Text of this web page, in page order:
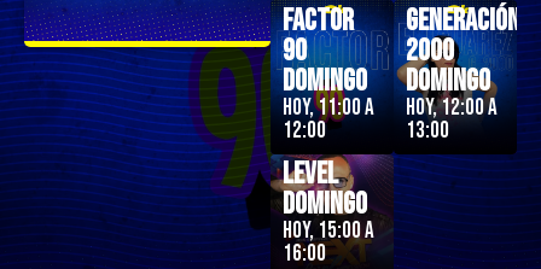
Factor
90
Domingo
Hoy, 11:00 a
12:00
Generación
2000
Domingo
Hoy, 12:00 a
13:00
Next
Level
Domingo
Hoy, 15:00 a
16:00